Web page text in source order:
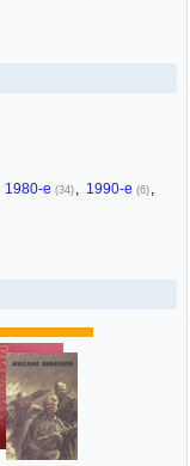
1980-е (34) , 1990-е (6) ,